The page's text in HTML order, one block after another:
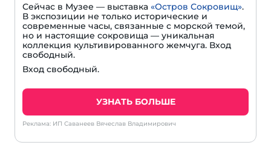
Сейчас в Музее — выставка «Остров Сокровищ».
В экспозиции не только исторические и
современные часы, связанные с морской темой,
но и настоящие сокровища — уникальная
коллекция культивированного жемчуга. Вход
свободный.
Вход свободный.
УЗНАТЬ БОЛЬШЕ
Реклама: ИП Саванеев Вячеслав Владимирович